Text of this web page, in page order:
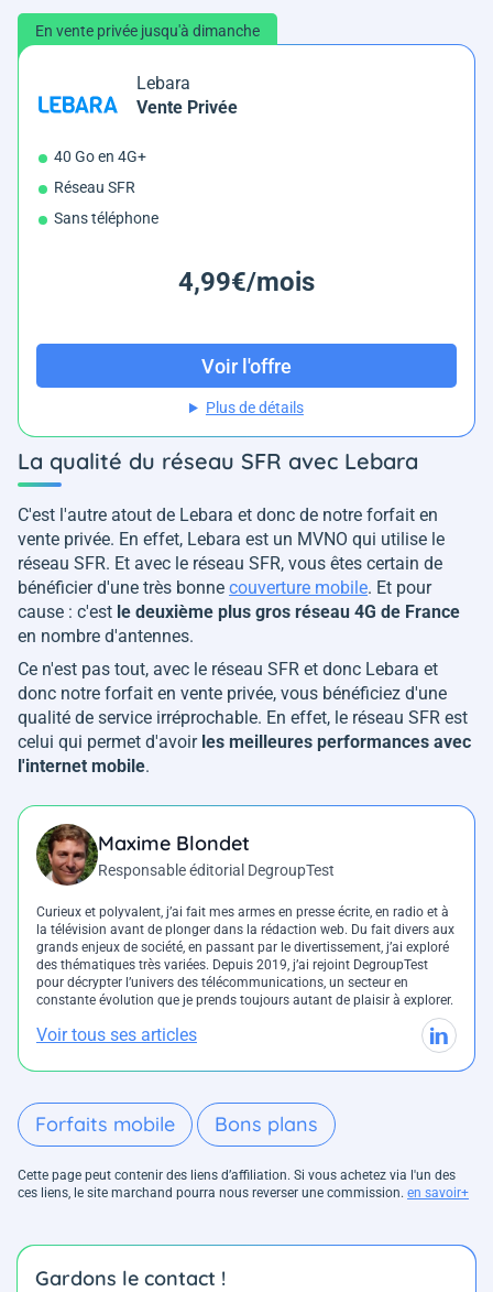
En vente privée jusqu'à dimanche
Lebara
Vente Privée
40 Go en 4G+
Réseau SFR
Sans téléphone
4,99€/mois
Voir l'offre
Plus de détails
La qualité du réseau SFR avec Lebara
C'est l'autre atout de Lebara et donc de notre forfait en
vente privée. En effet, Lebara est un MVNO qui utilise le
réseau SFR. Et avec le réseau SFR, vous êtes certain de
bénéficier d'une très bonne couverture mobile. Et pour
cause : c'est le deuxième plus gros réseau 4G de France
en nombre d'antennes.
Ce n'est pas tout, avec le réseau SFR et donc Lebara et
donc notre forfait en vente privée, vous bénéficiez d'une
qualité de service irréprochable. En effet, le réseau SFR est
celui qui permet d'avoir les meilleures performances avec
l'internet mobile.
Maxime Blondet
Responsable éditorial DegroupTest
Curieux et polyvalent, j’ai fait mes armes en presse écrite, en radio et à
la télévision avant de plonger dans la rédaction web. Du fait divers aux
grands enjeux de société, en passant par le divertissement, j’ai exploré
des thématiques très variées. Depuis 2019, j’ai rejoint DegroupTest
pour décrypter l’univers des télécommunications, un secteur en
constante évolution que je prends toujours autant de plaisir à explorer.
Voir tous ses articles
Forfaits mobile Bons plans
Cette page peut contenir des liens d’affiliation. Si vous achetez via l'un des
ces liens, le site marchand pourra nous reverser une commission. en savoir+
Gardons le contact !